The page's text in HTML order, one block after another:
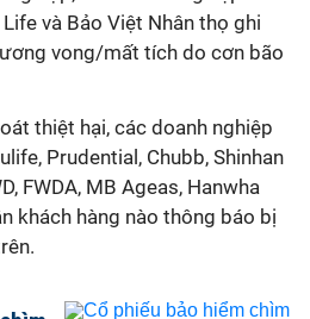
và Bảo Việt Nhân thọ ghi
vong/mất tích do cơn bão
thiệt hại, các doanh nghiệp
Prudential, Chubb, Shinhan
FWDA, MB Ageas, Hanwha
khách hàng nào thông báo bị